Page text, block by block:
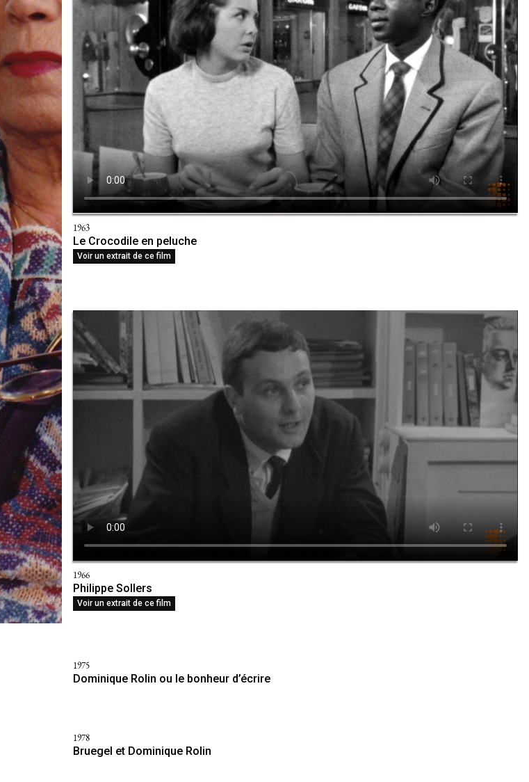
1963
Le Crocodile en peluche
Voir un extrait de ce film
1966
Philippe Sollers
Voir un extrait de ce film
1975
Dominique Rolin ou le bonheur d’écrire
1978
Bruegel et Dominique Rolin